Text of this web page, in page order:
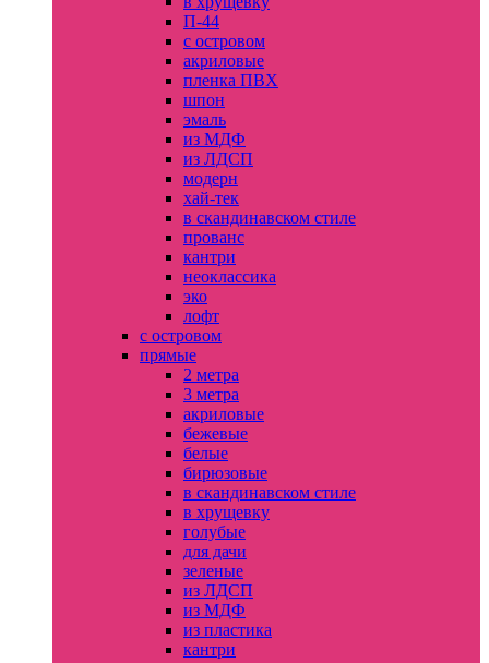
П-44
с островом
акриловые
пленка ПВХ
шпон
эмаль
из МДФ
из ЛДСП
модерн
хай-тек
в скандинавском стиле
прованс
кантри
неоклассика
эко
лофт
с островом
прямые
2 метра
3 метра
акриловые
бежевые
белые
бирюзовые
в скандинавском стиле
в хрущевку
голубые
для дачи
зеленые
из ЛДСП
из МДФ
из пластика
кантри